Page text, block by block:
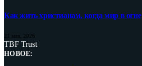
Как жить христианам, когда мир в огне
21 мая, 2026
TBF Trust
НОВОЕ: